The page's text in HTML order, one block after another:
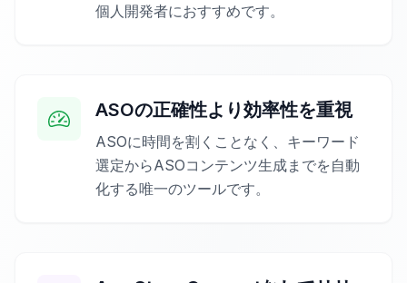
個人開発者におすすめです。
ASOの正確性より効率性を重視
ASOに時間を割くことなく、キーワード
選定からASOコンテンツ生成までを自動
化する唯一のツールです。